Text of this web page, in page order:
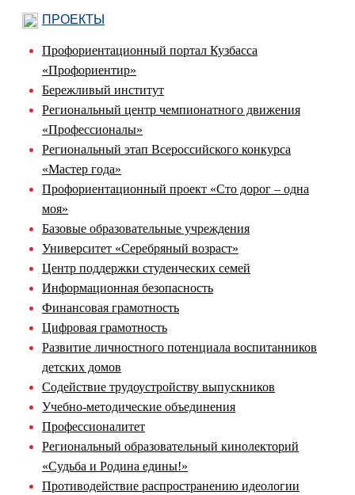
ПРОЕКТЫ
Профориентационный портал Кузбасса
«Профориентир»
Бережливый институт
Региональный центр чемпионатного движения
«Профессионалы»
Региональный этап Всероссийского конкурса
«Мастер года»
Профориентационный проект «Сто дорог – одна
моя»
Базовые образовательные учреждения
Университет «Серебряный возраст»
Центр поддержки студенческих семей
Информационная безопасность
Финансовая грамотность
Цифровая грамотность
Развитие личностного потенциала воспитанников
детских домов
Содействие трудоустройству выпускников
Учебно-методические объединения
Профессионалитет
Региональный образовательный кинолекторий
«Судьба и Родина едины!»
Противодействие распространению идеологии